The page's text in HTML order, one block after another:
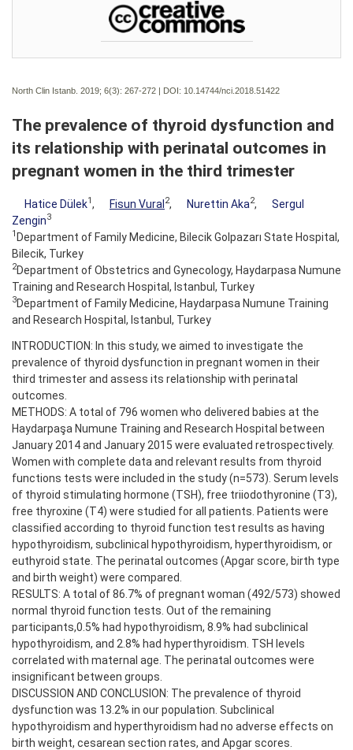
North Clin Istanb. 2019; 6(3): 267-272 | DOI: 10.14744/nci.2018.51422
The prevalence of thyroid dysfunction and
its relationship with perinatal outcomes in
pregnant women in the third trimester
Hatice Dülek1 , Fisun Vural2, Nurettin Aka2,
Sergul
Zengin3
1 Department of Family Medicine, Bilecik Golpazarı State Hospital,
Bilecik, Turkey
2Department of Obstetrics and Gynecology, Haydarpasa Numune
Training and Research Hospital, Istanbul, Turkey
3Department of Family Medicine, Haydarpasa Numune Training
and Research Hospital, Istanbul, Turkey
INTRODUCTION: In this study, we aimed to investigate the
prevalence of thyroid dysfunction in pregnant women in their
third trimester and assess its relationship with perinatal
outcomes.
METHODS: A total of 796 women who delivered babies at the
Haydarpaşa Numune Training and Research Hospital between
January 2014 and January 2015 were evaluated retrospectively.
Women with complete data and relevant results from thyroid
functions tests were included in the study (n=573). Serum levels
of thyroid stimulating hormone (TSH), free triiodothyronine (T3),
free thyroxine (T4) were studied for all patients. Patients were
classified according to thyroid function test results as having
hypothyroidism, subclinical hypothyroidism, hyperthyroidism, or
euthyroid state. The perinatal outcomes (Apgar score, birth type
and birth weight) were compared.
RESULTS: A total of 86.7% of pregnant woman (492/573) showed
normal thyroid function tests. Out of the remaining
participants,0.5% had hypothyroidism, 8.9% had subclinical
hypothyroidism, and 2.8% had hyperthyroidism. TSH levels
correlated with maternal age. The perinatal outcomes were
insignificant between groups.
DISCUSSION AND CONCLUSION: The prevalence of thyroid
dysfunction was 13.2% in our population. Subclinical
hypothyroidism and hyperthyroidism had no adverse effects on
birth weight, cesarean section rates, and Apgar scores.